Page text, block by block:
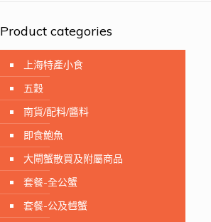
Product categories
上海特產小食
五穀
南貨/配料/醬料
即食鮑魚
大閘蟹散買及附屬商品
套餐-全公蟹
套餐-公及乸蟹